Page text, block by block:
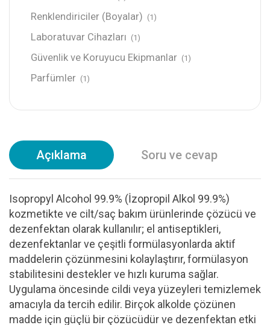
Renklendiriciler (Boyalar) (1)
Laboratuvar Cihazları (1)
Güvenlik ve Koruyucu Ekipmanlar (1)
Parfümler (1)
Açıklama Soru ve cevap
Isopropyl Alcohol 99.9% (İzopropil Alkol 99.9%)
kozmetikte ve cilt/saç bakım ürünlerinde çözücü ve
dezenfektan olarak kullanılır; el antiseptikleri,
dezenfektanlar ve çeşitli formülasyonlarda aktif
maddelerin çözünmesini kolaylaştırır, formülasyon
stabilitesini destekler ve hızlı kuruma sağlar.
Uygulama öncesinde cildi veya yüzeyleri temizlemek
amacıyla da tercih edilir. Birçok alkolde çözünen
madde için güçlü bir çözücüdür ve dezenfektan etki